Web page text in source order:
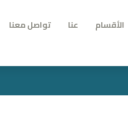
الأقسام عنا تواصل معنا